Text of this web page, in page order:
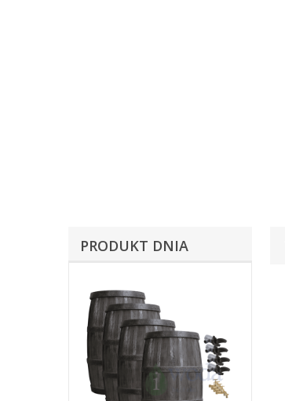
PRODUKT DNIA